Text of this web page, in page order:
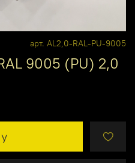
арт. AL2,0-RAL-PU-9005
9005 (PU) 2,0